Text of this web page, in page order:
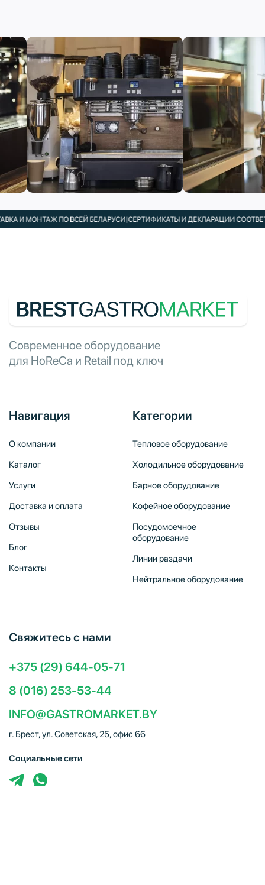
И МОНТАЖ ПО ВСЕЙ БЕЛАРУСИ|СЕРТИФИКАТЫ И ДЕКЛАРАЦИИ
Современное оборудование
для HoReCa и Retail под ключ
Навигация
О компании
Каталог
Услуги
Доставка и оплата
Отзывы
Блог
Контакты
Категории
Тепловое оборудование
Холодильное оборудование
Барное оборудование
Кофейное оборудование
Посудомоечное
оборудование
Линии раздачи
Нейтральное оборудование
Свяжитесь с нами
+375 (29) 644-05-71
8 (016) 253-53-44
INFO@GASTROMARKET.BY
г. Брест, ул. Советская, 25, офис 66
Социальные сети